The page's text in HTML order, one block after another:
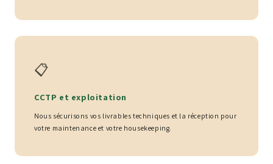
📋
CCTP et exploitation
Nous sécurisons vos livrables techniques et la réception pour
votre maintenance et votre housekeeping.